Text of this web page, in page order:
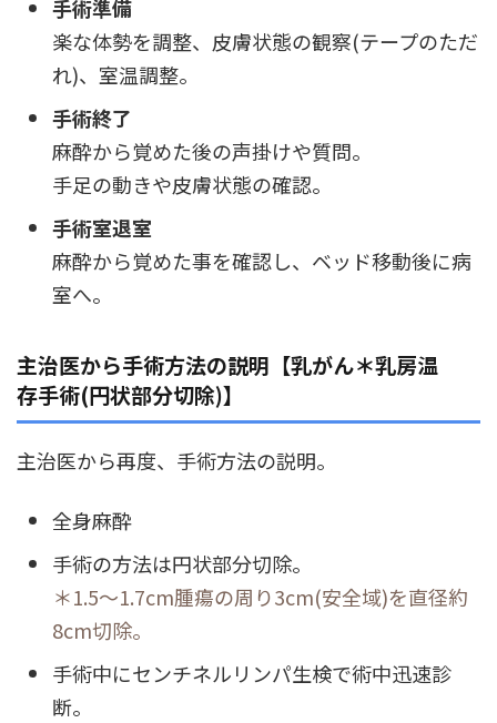
手術準備
楽な体勢を調整、皮膚状態の観察(テープのただ
れ)、室温調整。
手術終了
麻酔から覚めた後の声掛けや質問。
手足の動きや皮膚状態の確認。
手術室退室
麻酔から覚めた事を確認し、ベッド移動後に病
室へ。
主治医から手術方法の説明【乳がん＊乳房温
存手術(円状部分切除)】
主治医から再度、手術方法の説明。
全身麻酔
手術の方法は円状部分切除。
＊1.5～1.7cm腫瘍の周り3cm(安全域)を直径約
8cm切除。
手術中にセンチネルリンパ生検で術中迅速診
断。